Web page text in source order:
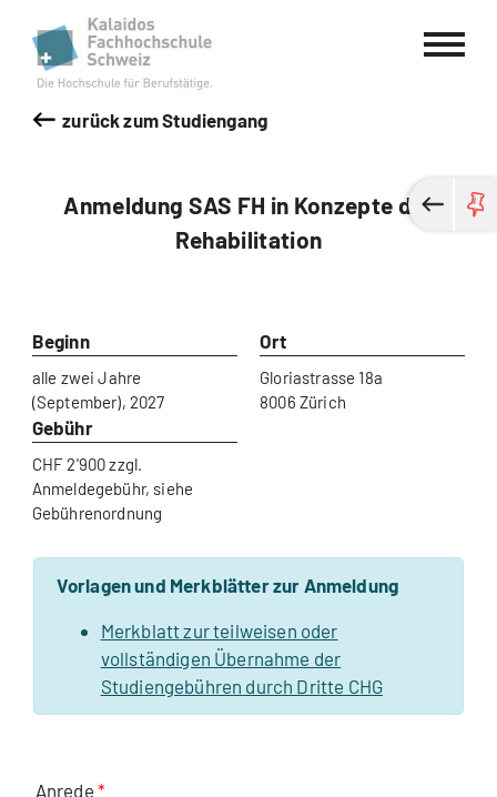
Kalaidos Fachhochschule Schweiz
zurück zum Studiengang
Anmeldung SAS FH in Konzepte der
Rehabilitation
Beginn
alle zwei Jahre
(September), 2027
Ort
Gloriastrasse 18a
8006 Zürich
Gebühr
CHF 2'900 zzgl.
Anmeldegebühr, siehe
Gebührenordnung
Vorlagen und Merkblätter zur Anmeldung
Merkblatt zur teilweisen oder
vollständigen Übernahme der
Studiengebühren durch Dritte CHG
Anrede